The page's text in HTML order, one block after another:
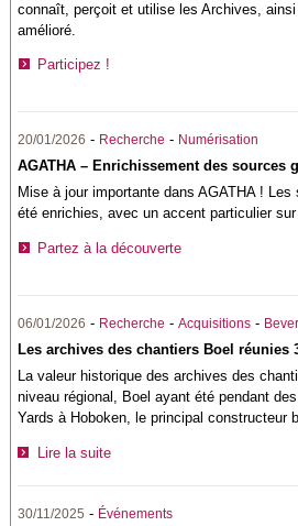
connaît, perçoit et utilise les Archives,
amélioré.
Participez !
20/01/2026 - Recherche - Numérisation
AGATHA – Enrichissement des sources
Mise à jour importante dans AGATHA !
été enrichies, avec un accent particulier
Partez à la découverte
06/01/2026 - Recherche -Acquisitions -
Les archives des chantiers Boel réunies
La valeur historique des archives des
niveau régional, Boel ayant été pendant
Yards à Hoboken, le principal constructeur
Lire la suite
30/11/2025 - Événements